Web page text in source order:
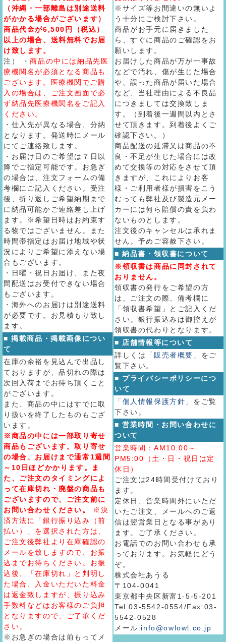
（沖縄・一部離島は別途送料
がかかる場合がございます）
商品代金が6,500円（税込）
以上の場合、送料無料でお届
け致します。
注） ・商品の中には納品先医
療機関名が必須となる商品も
ございます。医療機関でご購
入の場合は、ご注文画面で必
ず納品先医療機関名をご記入
ください。
・仕入先が異なる場合、分納
となります。発送時にメール
にてご連絡致します。
・お届け日のご希望は７日以
降でご指定可能です。お急ぎ
の場合は、注文フォームの備
考欄にご記入ください。受注
後、折り返しご希望納期まで
に納品可能かご連絡差し上げ
ます。※希望日時はお約束す
る物ではございません。また
時間帯指定はお届け地域や状
況によりご希望に添えない場
合もございます。
・日曜・祝日お届け、また夜
間配送はお受付できない場合
もございます。
・海外へのお届けは別途送料
が必要です。お見積もり致し
ます。
■ 掲載商品・掲載画像につい
て
在庫の余裕を見込んで出品し
ておりますが、品切れの際は
次回入荷までお待ち頂くこと
がございます。
また、商品の中にはすでに取
り扱いを終了したものもござ
います。
※商品の中には一部取り寄せ
商品もございます。取り寄せ
の場合、お届けまで通常1週間
～10日ほどかかります。ま
た、ご注文のタイミングによ
って在庫切れ・廃盤の商品も
ございますので、ご注文前に
お問い合わせください。
※決
済方法に「銀行振り込み（前
払い）」を選択された方は、
ご注文後弊社より在庫確認の
メールを致しますので、お振
込までお待ちください。お振
込後、「在庫切れ」と判明し
た場合、入金いただいた料金
は返金致しますが、振り込み
手数料などはお客様のご負担
となりますので、ご了承くだ
さい。
※お急ぎの場合は前もってメ
※サイズ等お間違いの無いよ
う十分にご検討下さい。
商品がお手元に届きました
ら、すぐに商品のご確認をお
願いします。
お届けした商品が万が一事故
などで汚れ、傷が生じた場合
や、誤った商品が届いた場合
など、当社理由による不良品
につきましては交換致しま
す。（到着後一週間以内とさ
せて頂きます。到着後よくご
確認下さい。）
商品配送の延滞又は商品の不
良・不足が生じた場合には改
めて交換等の対応をさせて頂
きますが、これによりお客
様・ご利用者様が損害をこう
むっても弊社及び製造元メー
カーには何ら賠償の責を負わ
ないものとします。
注文後のキャンセルは承れま
せん。予めご容赦下さい。
■ 納品書・領収書について
※領収書は商品に同封されて
おりません。
領収書の発行をご希望の方
は、ご注文の際、備考欄に
「領収書希望」とご記入くだ
さい。銀行振込みは御控えが
領収書の代わりとなります。
■ 店舗情報等について
詳しくは
「販売者概要」 をご
覧下さい。
■ プライバシーポリシーにつ
いて
「個人情報保護方針」 をご覧
下さい。
■ 営業時間・お問い合わせに
ついて
営業時間：AM10:00～
PM5:00（土・日・祝日は定
休日）
ご注文は24時間受付けており
ます。
定休日、営業時間外にいただ
いたご注文、メールへのご返
信は翌営業日となる事があり
ます。ご了承ください。
お電話でのお問い合わせも承
っております。お気軽にどう
ぞ。
株式会社あうる
〒104-0041
東京都中央区新富1-5-5-201
Tel:03-5542-0554/Fax:03-
5542-0528
メール:info@owlowl.co.jp